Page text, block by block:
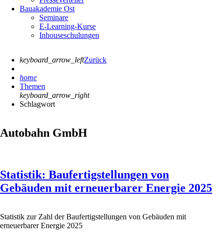
Bauakademie Ost
Seminare
E-Learning-Kurse
Inhouseschulungen
keyboard_arrow_leftZurück
home
Themen
keyboard_arrow_right
Schlagwort
Autobahn GmbH
Statistik: Baufertigstellungen von
Gebäuden mit erneuerbarer Energie 2025
Statistik zur Zahl der Baufertigstellungen von Gebäuden mit
erneuerbarer Energie 2025